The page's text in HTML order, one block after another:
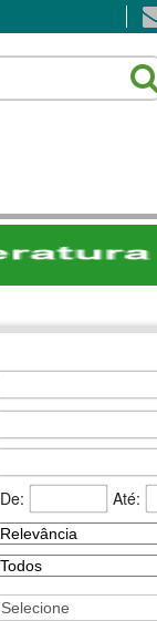
De:
Até:
Selecione